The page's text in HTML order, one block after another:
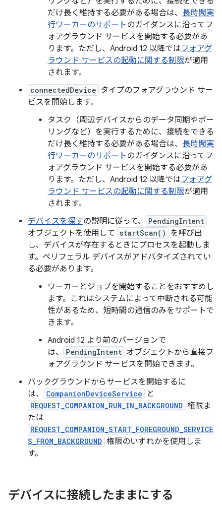
だけ長く維持する必要がある場合は、 長時間実
行ワーカーのサポートのガイダンスに沿ってフ
ォアグラウンド サービスを開始する必要があ
ります。ただし、Android 12 以降ではフォアグ
ラウンド サービスの起動に関する制限が適用
されます。
connectedDevice タイプのフォアグラウンド サー
ビスを開始します。
タスク（周辺デバイスからのデータ同期やポー
リングなど）を実行するために、接続をできる
だけ長く維持する必要がある場合は、 長時間実
行ワーカーのサポートのガイダンスに沿ってフ
ォアグラウンド サービスを開始する必要があ
ります。ただし、Android 12 以降ではフォアグ
ラウンド サービスの起動に関する制限が適用
されます。
デバイスを探すの説明に従って、 PendingIntent
オブジェクトを使用して startScan()
を呼び出
し、デバイスが存在するときにプロセスを起動しま
す。ペリフェラル デバイスがアドバタイズされてい
る必要があります。
ワーカーとジョブを開始することをおすすめし
ます。これはシステムによって中断される可能
性があるため、短時間の通信のみをサポートで
きます。
Android 12 より前のバージョンで
は、
PendingIntent オブジェクトから直接フ
ォアグラウンド サービスを開始できます。
バックグラウンドからサービスを開始するに
は、
CompanionDeviceService と
REQUEST_COMPANION_RUN_IN_BACKGROUND 権限ま
たは
REQUEST_COMPANION_START_FOREGROUND_SERVICE
S_FROM_BACKGROUND 権限のいずれかを使用しま
す。
デバイスに接続したままにする